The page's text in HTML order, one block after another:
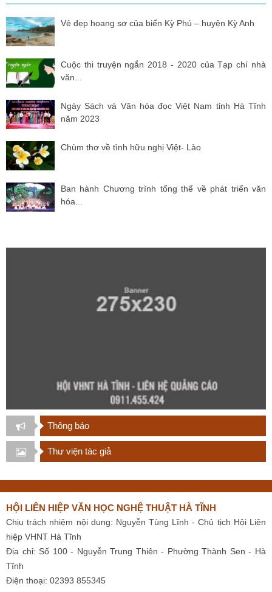
Vẻ đẹp hoang sơ của biển Kỳ Phú – huyện Kỳ Anh
Cuộc thi truyện ngắn 2018 - 2020 của Tạp chí nhà
văn...
Ngày Sách và Văn hóa đọc Việt Nam tỉnh Hà Tĩnh
năm 2023
Chùm thơ về tình hữu nghị Việt- Lào
Ban hành Chương trình tổng thể về phát triển văn
hóa...
Thông báo
Thư viện tác giả
HỘI LIÊN HIỆP VĂN HỌC NGHỆ THUẬT HÀ TĨNH
Chịu trách nhiệm nội dung: Nguyễn Tùng Lĩnh - Chủ tịch Hội Liên
hiệp VHNT Hà Tĩnh
Địa chỉ: Số 100 - Nguyễn Trung Thiên - Phường Thành Sen - Hà
Tĩnh
Điện thoại: 02393 855345